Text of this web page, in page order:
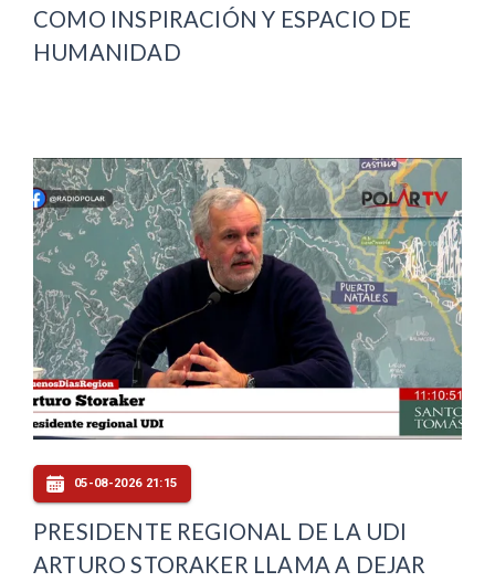
COMO INSPIRACIÓN Y ESPACIO DE
HUMANIDAD
05-08-2026 21:15
PRESIDENTE REGIONAL DE LA UDI
ARTURO STORAKER LLAMA A DEJAR